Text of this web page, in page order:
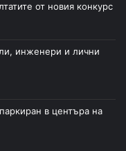
от новия конкурс
инженери и лични
в центъра на